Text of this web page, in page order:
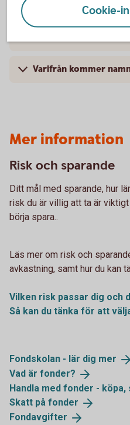
Hur kan jag använda
Varifrån kommer
Mer information
Risk och sparande
Ditt mål med sparande, hur
risk du är villig att ta är
börja spara..
Läs mer om risk och
avkastning, samt hur du kan
Vilken risk passar dig och
Så kan du tänka för att
Fondskolan - lär dig mer
Vad är fonder?
Handla med fonder - köpa,
Skatt på fonder
Fondavgifter
Cookie-